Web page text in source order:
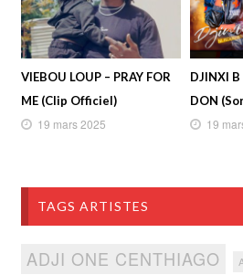
VIEBOU LOUP – PRAY FOR
ME (Clip Officiel)
19 mars 2025
DJINXI
DON
19
TAGS ARTISTES
ADJI ONE CENTHIAGO